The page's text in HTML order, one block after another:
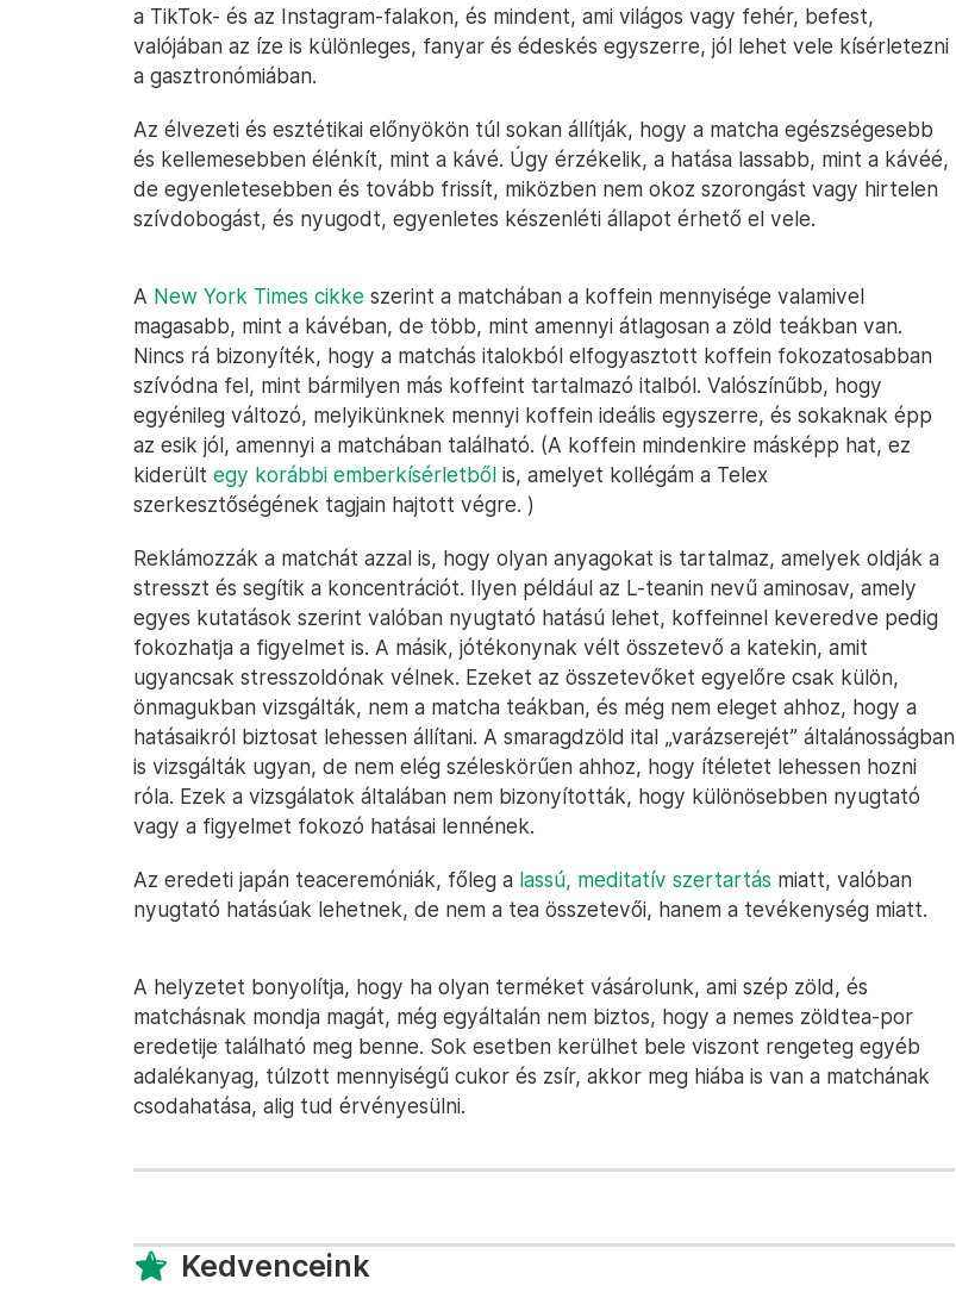
a TikTok- és az Instagram-falakon, és mindent, ami világos vagy fehér, befest,
valójában az íze is különleges, fanyar és édeskés egyszerre, jól lehet vele kísérletezni
a gasztronómiában.
Az élvezeti és esztétikai előnyökön túl sokan állítják, hogy a matcha egészségesebb
és kellemesebben élénkít, mint a kávé. Úgy érzékelik, a hatása lassabb, mint a kávéé,
de egyenletesebben és tovább frissít, miközben nem okoz szorongást vagy hirtelen
szívdobogást, és nyugodt, egyenletes készenléti állapot érhető el vele.
A New York Times cikke szerint a matchában a koffein mennyisége valamivel
magasabb, mint a kávéban, de több, mint amennyi átlagosan a zöld teákban van.
Nincs rá bizonyíték, hogy a matchás italokból elfogyasztott koffein fokozatosabban
szívódna fel, mint bármilyen más koffeint tartalmazó italból. Valószínűbb, hogy
egyénileg változó, melyikünknek mennyi koffein ideális egyszerre, és sokaknak épp
az esik jól, amennyi a matchában található. (A koffein mindenkire másképp hat, ez
kiderült egy korábbi emberkísérletből is, amelyet kollégám a Telex
szerkesztőségének tagjain hajtott végre. )
Reklámozzák a matchát azzal is, hogy olyan anyagokat is tartalmaz, amelyek oldják a
stresszt és segítik a koncentrációt. Ilyen például az L-teanin nevű aminosav, amely
egyes kutatások szerint valóban nyugtató hatású lehet, koffeinnel keveredve pedig
fokozhatja a figyelmet is. A másik, jótékonynak vélt összetevő a katekin, amit
ugyancsak stresszoldónak vélnek. Ezeket az összetevőket egyelőre csak külön,
önmagukban vizsgálták, nem a matcha teákban, és még nem eleget ahhoz, hogy a
hatásaikról biztosat lehessen állítani. A smaragdzöld ital „varázserejét” általánosságban
is vizsgálták ugyan, de nem elég széleskörűen ahhoz, hogy ítéletet lehessen hozni
róla. Ezek a vizsgálatok általában nem bizonyították, hogy különösebben nyugtató
vagy a figyelmet fokozó hatásai lennének.
Az eredeti japán teaceremóniák, főleg a lassú, meditatív szertartás miatt, valóban
nyugtató hatásúak lehetnek, de nem a tea összetevői, hanem a tevékenység miatt.
A helyzetet bonyolítja, hogy ha olyan terméket vásárolunk, ami szép zöld, és
matchásnak mondja magát, még egyáltalán nem biztos, hogy a nemes zöldtea-por
eredetije található meg benne. Sok esetben kerülhet bele viszont rengeteg egyéb
adalékanyag, túlzott mennyiségű cukor és zsír, akkor meg hiába is van a matchának
csodahatása, alig tud érvényesülni.
Kedvenceink